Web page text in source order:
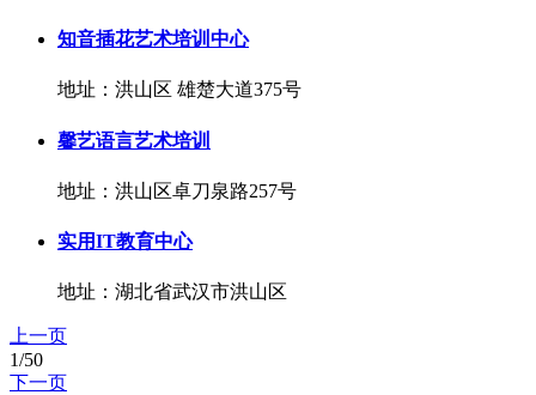
知音插花艺术培训中心
地址：洪山区 雄楚大道375号
馨艺语言艺术培训
地址：洪山区卓刀泉路257号
实用IT教育中心
地址：湖北省武汉市洪山区
上一页
1/50
下一页